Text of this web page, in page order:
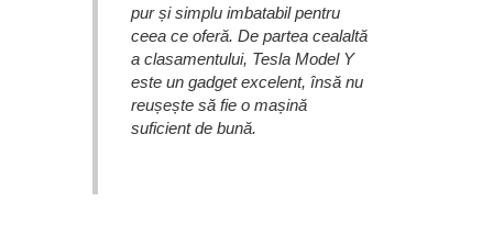
pur și simplu imbatabil pentru
ceea ce oferă. De partea cealaltă
a clasamentului, Tesla Model Y
este un gadget excelent, însă nu
reușește să fie o mașină
suficient de bună.